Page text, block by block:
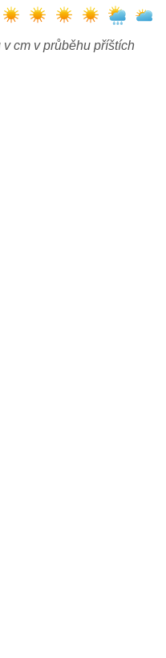
cm v průběhu příštích